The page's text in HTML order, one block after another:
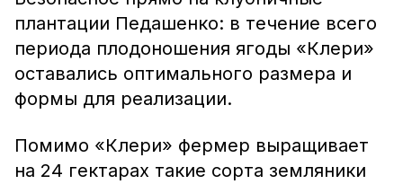
плантации Педашенко: в течение всего
периода плодоношения ягоды «Клери»
оставались оптимального размера и
формы для реализации.
Помимо «Клери» фермер выращивает
на 24 гектарах такие сорта земляники